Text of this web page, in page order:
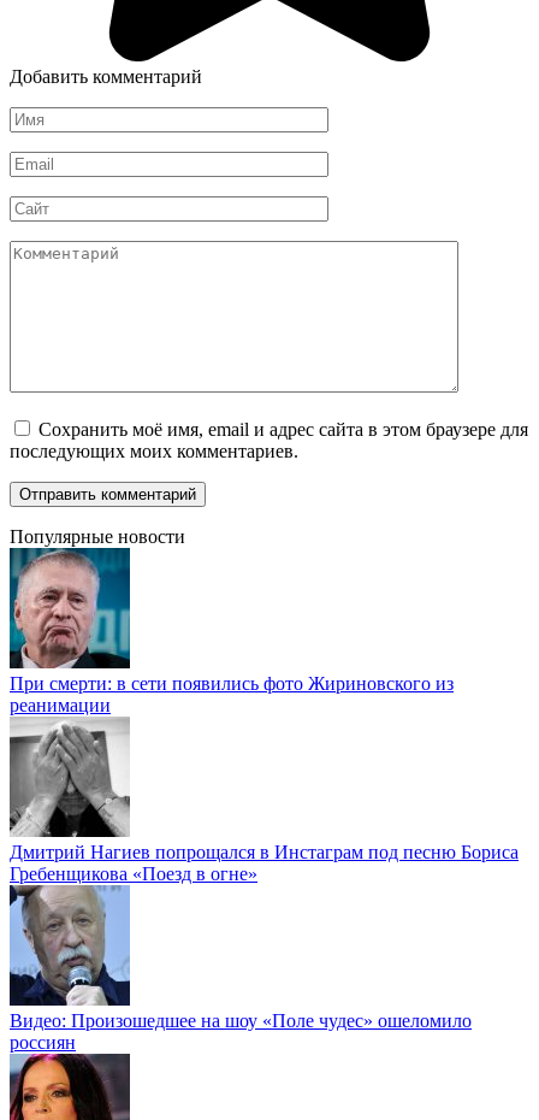
Добавить комментарий
Имя
*
Email
*
Сайт
Комментарий
Сохранить моё имя, email и адрес сайта в этом браузере для
последующих моих комментариев.
Популярные новости
При смерти: в сети появились фото Жириновского из
реанимации
Дмитрий Нагиев попрощался в Инстаграм под песню Бориса
Гребенщикова «Поезд в огне»
Видео: Произошедшее на шоу «Поле чудес» ошеломило
россиян